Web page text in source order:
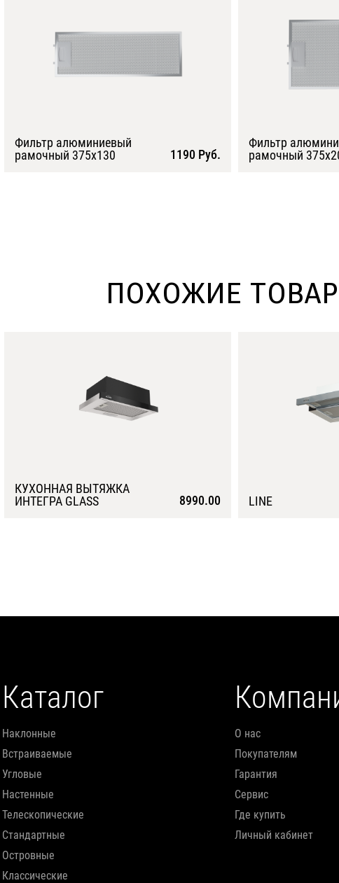
Фильтр алюминиевый
рамочный 375х130
1190 Руб.
Фильтр
рамочный
ПОХОЖИЕ
КУХОННАЯ ВЫТЯЖКА
ИНТЕГРА GLASS
8990.00 LINE
Каталог
наклонные
встраиваемые
угловые
настенные
телескопические
стандартные
островные
классические
О нас
Покупателям
Гарантия
Сервис
Где купить
Личный кабинет